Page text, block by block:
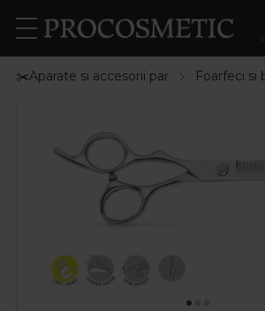
✂️Aparate si accesorii par Foarfeci si